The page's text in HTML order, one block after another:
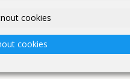
cookies
cookies